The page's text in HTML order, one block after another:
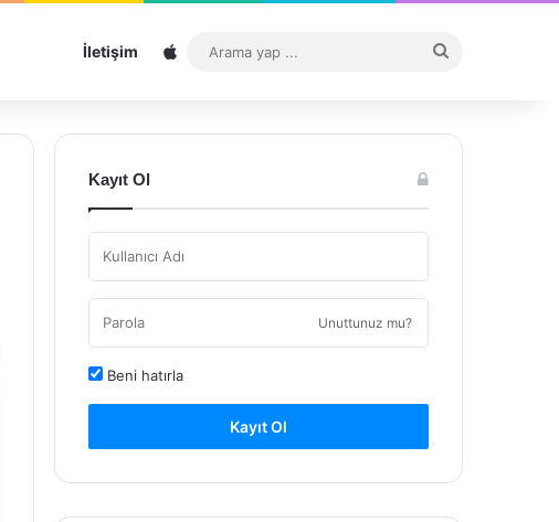
İletişim Sitemap
...
Kayıt Ol
Unuttunuz mu?
Beni hatırla
Kayıt Ol